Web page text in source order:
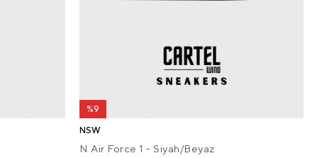
%9
NSW
N Air Force 1 - Siyah/Beyaz